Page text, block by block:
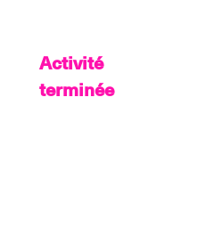
Activité
terminée